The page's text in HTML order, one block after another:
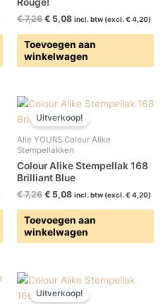
€7,26 € 5,08 incl. btw (excl. € 4,20)
Toevoegen aan
winkelwagen
Uitverkoop!
Alle YOURS Colour Alike
Stempellakken
Colour Alike Stempellak 168
Brilliant Blue
€7,26
Oorspronkelijke
prijs
was:
€ 7,26.
€ 5,08
Huidige
prijs
is:
€ 5,08.
incl. btw (excl. € 4,20)
Toevoegen aan
winkelwagen
Uitverkoop!
Oorspronkelijke
prijs
was:
Huidige
prijs
is: